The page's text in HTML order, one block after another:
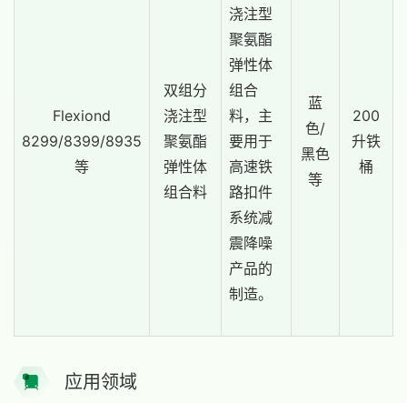
Flexiond
8299/8399/8935
等
双组分
浇注型
聚氨酯
弹性体
组合料
浇注型
聚氨酯
弹性体
组合
料，主
要用于
高速铁
路扣件
系统减
震降噪
产品的
制造。
蓝
色/
黑色
等
200
升铁
桶
应用领域